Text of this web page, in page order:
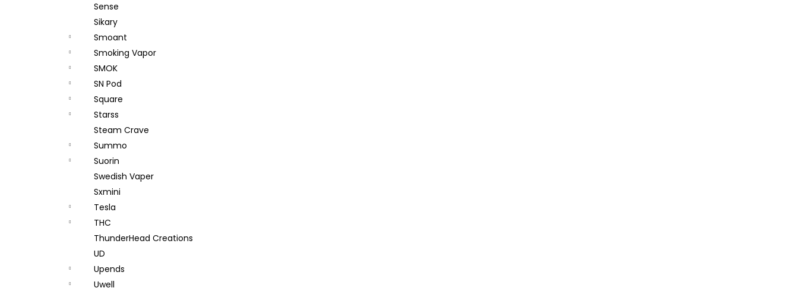
Sense
Sikary
Smoant
Smoking Vapor
SMOK
SN Pod
Square
Starss
Steam Crave
Summo
Suorin
Swedish Vaper
Sxmini
Tesla
THC
ThunderHead Creations
UD
Upends
Uwell